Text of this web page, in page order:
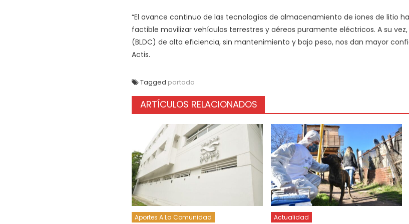
“El avance continuo de las tecnologías de almacenamiento de iones de litio
factible movilizar vehículos terrestres y aéreos puramente eléctricos. A su
(BLDC) de alta eficiencia, sin mantenimiento y bajo peso, nos dan mayor
Actis.
Tagged portada
ARTÍCULOS RELACIONADOS
Aportes A La Comunidad
Actualidad